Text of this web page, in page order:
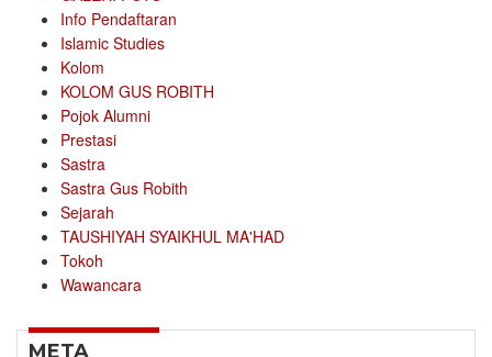
Info Pendaftaran
Islamic Studies
Kolom
KOLOM GUS ROBITH
Pojok Alumni
Prestasi
Sastra
Sastra Gus Robith
Sejarah
TAUSHIYAH SYAIKHUL MA'HAD
Tokoh
Wawancara
META